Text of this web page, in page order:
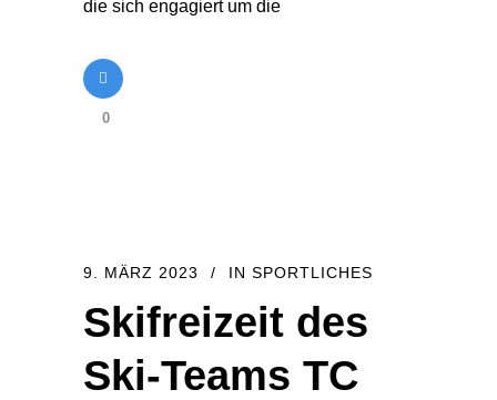
die sich engagiert um die
0
9. MÄRZ 2023 IN SPORTLICHES
Skifreizeit des
Ski-Teams TC